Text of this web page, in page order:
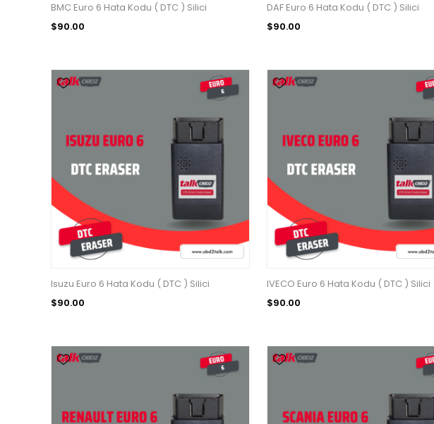
BMC Euro 6 Hata Kodu ( DTC ) Silici
$90.00
DAF Euro 6 Hata Kodu ( DTC ) Silici
$90.00
Isuzu Euro 6 Hata Kodu ( DTC ) Silici
$90.00
IVECO Euro 6 Hata Kodu ( DTC ) Silici
$90.00